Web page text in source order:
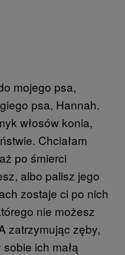
mojego psa,
psa, Hannah.
włosów konia,
Chciałam
po śmierci
albo palisz jego
zostaje ci po nich
nie możesz
zatrzymując zęby,
ich małą